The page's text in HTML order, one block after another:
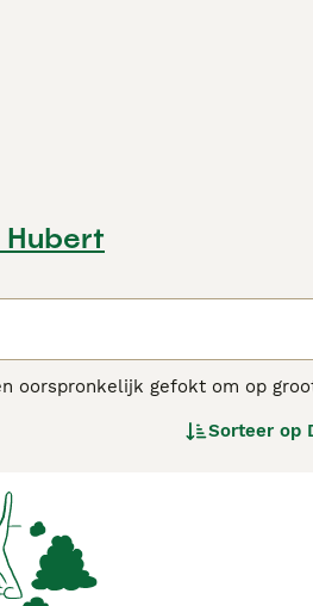
Hubert
oorspronkelijk gefokt om op
is een Bordeauxdog in
Sorteer op